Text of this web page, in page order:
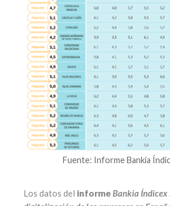
Fuente: Informe Bankia
Los datos del informeBankia Índicex